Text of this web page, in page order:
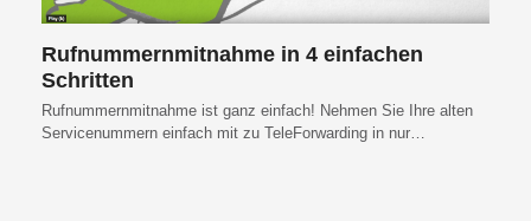
Rufnummernmitnahme in 4 einfachen
Schritten
Rufnummernmitnahme ist ganz einfach! Nehmen Sie Ihre alten
Servicenummern einfach mit zu TeleForwarding in nur…